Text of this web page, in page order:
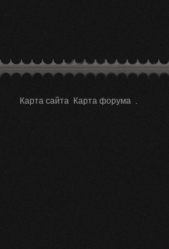
Карта сайта Карта форума